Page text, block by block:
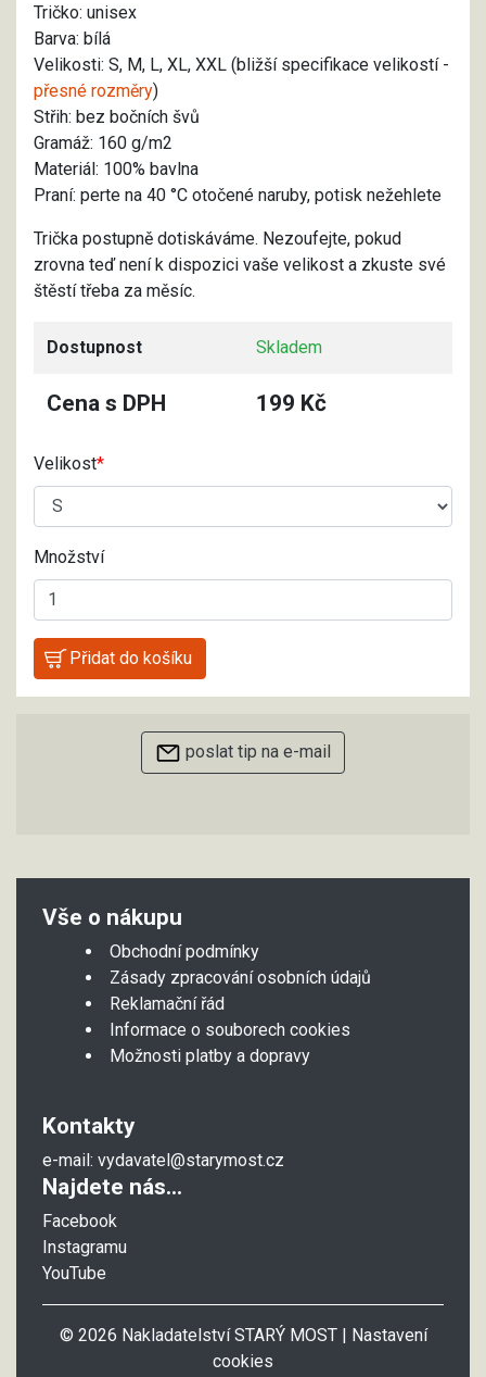
Tričko: unisex
Barva: bílá
Velikosti: S, M, L, XL, XXL (bližší specifikace velikostí -
přesné rozměry)
Střih: bez bočních švů
Gramáž: 160 g/m2
Materiál: 100% bavlna
Praní: perte na 40 °C otočené naruby, potisk nežehlete
Trička postupně dotiskáváme. Nezoufejte, pokud
zrovna teď není k dispozici vaše velikost a zkuste své
štěstí třeba za měsíc.
Dostupnost Skladem
Cena s DPH 199 Kč
Velikost
Množství
poslat tip na e-mail
Vše o nákupu
Obchodní podmínky
Zásady zpracování osobních údajů
Reklamační řád
Informace o souborech cookies
Možnosti platby a dopravy
Kontakty
e-mail: vydavatel@starymost.cz
Najdete nás...
Facebook
Instagramu
YouTube
© 2026 Nakladatelství STARÝ MOST | Nastavení
cookies